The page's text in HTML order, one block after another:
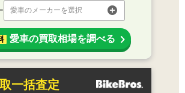
愛車のメーカーを選択
愛車の買取相場を調べる
一括査定